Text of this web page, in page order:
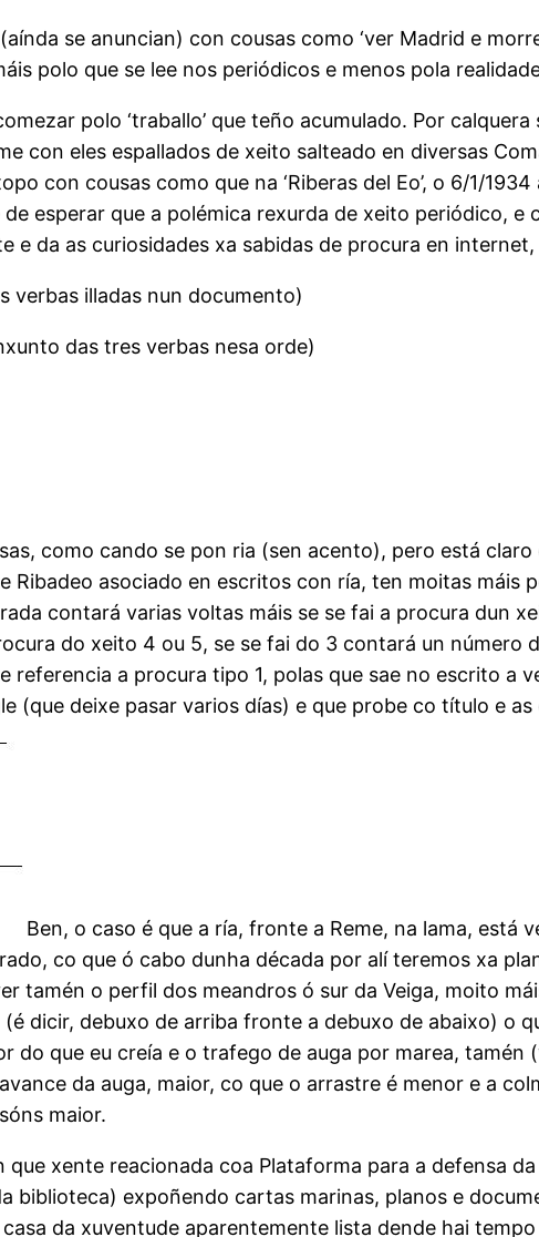
se anuncian) con cousas como ‘ver Madrid e
polo que se lee nos periódicos e menos pola
polo ‘traballo’ que teño acumulado. Por
con eles espallados de xeito salteado en diversas
con cousas como que na ‘Riberas del Eo’, o 6/1/
esperar que a polémica rexurda de xeito periódico,
e da as curiosidades xa sabidas de procura en
verbas illadas nun documento)
das tres verbas nesa orde)
como cando se pon ria (sen acento), pero está claro
Ribadeo asociado en escritos con ría, ten moitas máis
contará varias voltas máis se se fai a procura dun
do xeito 4 ou 5, se se fai do 3 contará un número
a procura tipo 1, polas que sae no escrito a
(que deixe pasar varios días) e que probe co título e
Ben, o caso é que a ría, fronte a Reme, na lama, está
co que ó cabo dunha década por alí teremos xa
tamén o perfil dos meandros ó sur da Veiga, moito
dicir, debuxo de arriba fronte a debuxo de abaixo) o
do que eu creía e o trafego de auga por marea,
da auga, maior, co que o arrastre é menor e a
maior.
xente reacionada coa Plataforma para a defensa
biblioteca) expoñendo cartas marinas, planos e
da xuventude aparentemente lista dende hai